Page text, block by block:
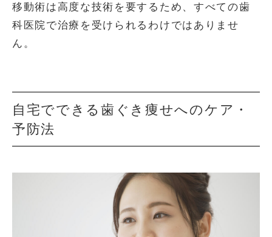
移動術は高度な技術を要するため、すべての歯
科医院で治療を受けられるわけではありませ
ん。
自宅でできる歯ぐき痩せへのケア・
予防法